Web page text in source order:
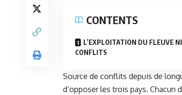
CONTENTS
L’EXPLOITATION DU FLEUVE
CONFLITS
Source de conflits depuis de
d’opposer les trois pays. Chacun